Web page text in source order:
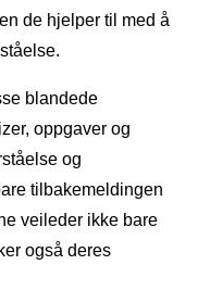
de hjelper til med å
blandede
oppgaver og
og
tilbakemeldingen
veileder ikke bare
også deres